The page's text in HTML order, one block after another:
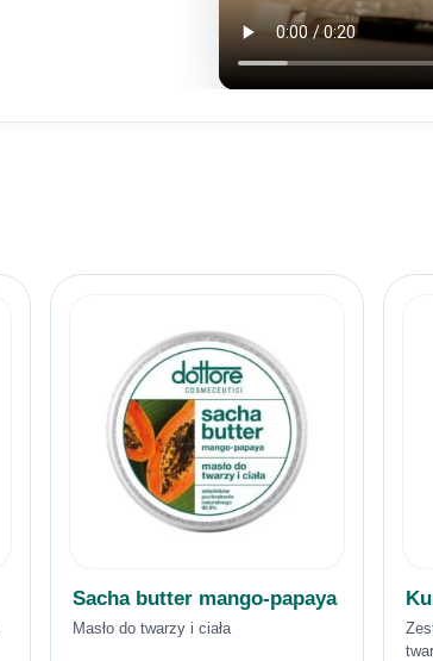
Sacha butter mango-papaya
Masło do twarzy i ciała